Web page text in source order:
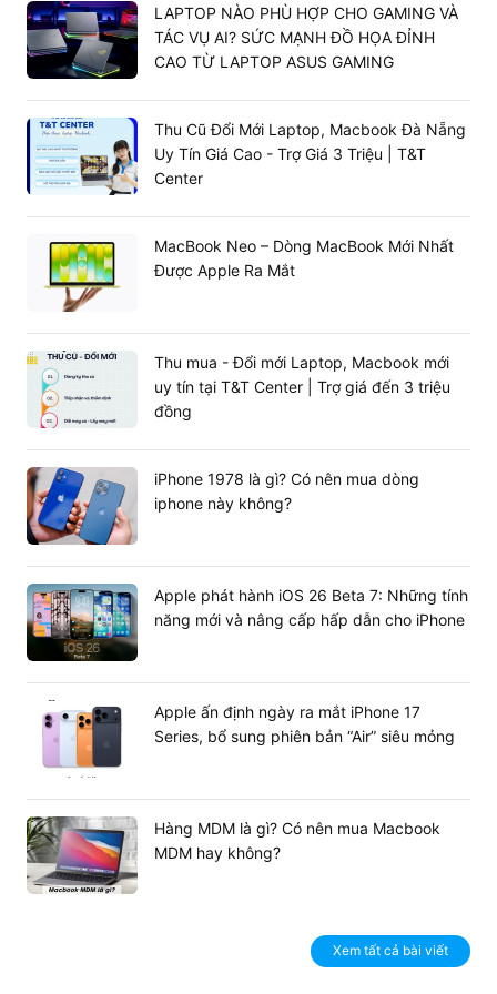
Camera trên chiếc máy tính bảng này cũng không hề
kém cạnh với camera trước/sau có độ phân giải 12MP.
Với bộ đôi camera này người dũng có thể trò chuyện
facetime chất lượng cao. Tự do sáng tạo với những bức
ảnh sắc nét và có màu sắc chân thực nhất.
New chính hãng với giá tốt nhất tại T&T
Center
Chiếc máy tính bảng nhỏ gọn này cực kỳ phù hợp với
những người dùng làm sáng tạo nội dung, có nhu cầu di
chuyển nhiều. Hiệu năng mạnh mẽ cùng với nhiều lựa
chọn màu sắc đa dạng mọi lứa tuổi, không kén giới tính.
LAPTOP NÀO PHÙ HỢP CHO GAMING VÀ
TÁC VỤ AI? SỨC MẠNH ĐỒ HỌA ĐỈNH
CAO TỪ LAPTOP ASUS GAMING
Thu Cũ Đổi Mới Laptop, Macbook Đà Nẵng
Uy Tín Giá Cao - Trợ Giá 3 Triệu | T&T
Center
MacBook Neo – Dòng MacBook Mới Nhất
Được Apple Ra Mắt
Thu mua - Đổi mới Laptop, Macbook mới
uy tín tại T&T Center | Trợ giá đến 3 triệu
đồng
iPhone 1978 là gì? Có nên mua dòng
iphone này không?
Apple phát hành iOS 26 Beta 7: Những tính
năng mới và nâng cấp hấp dẫn cho iPhone
Apple ấn định ngày ra mắt iPhone 17
Series, bổ sung phiên bản “Air” siêu mỏng
Hàng MDM là gì? Có nên mua Macbook
MDM hay không?
Xem tất cả bài viết